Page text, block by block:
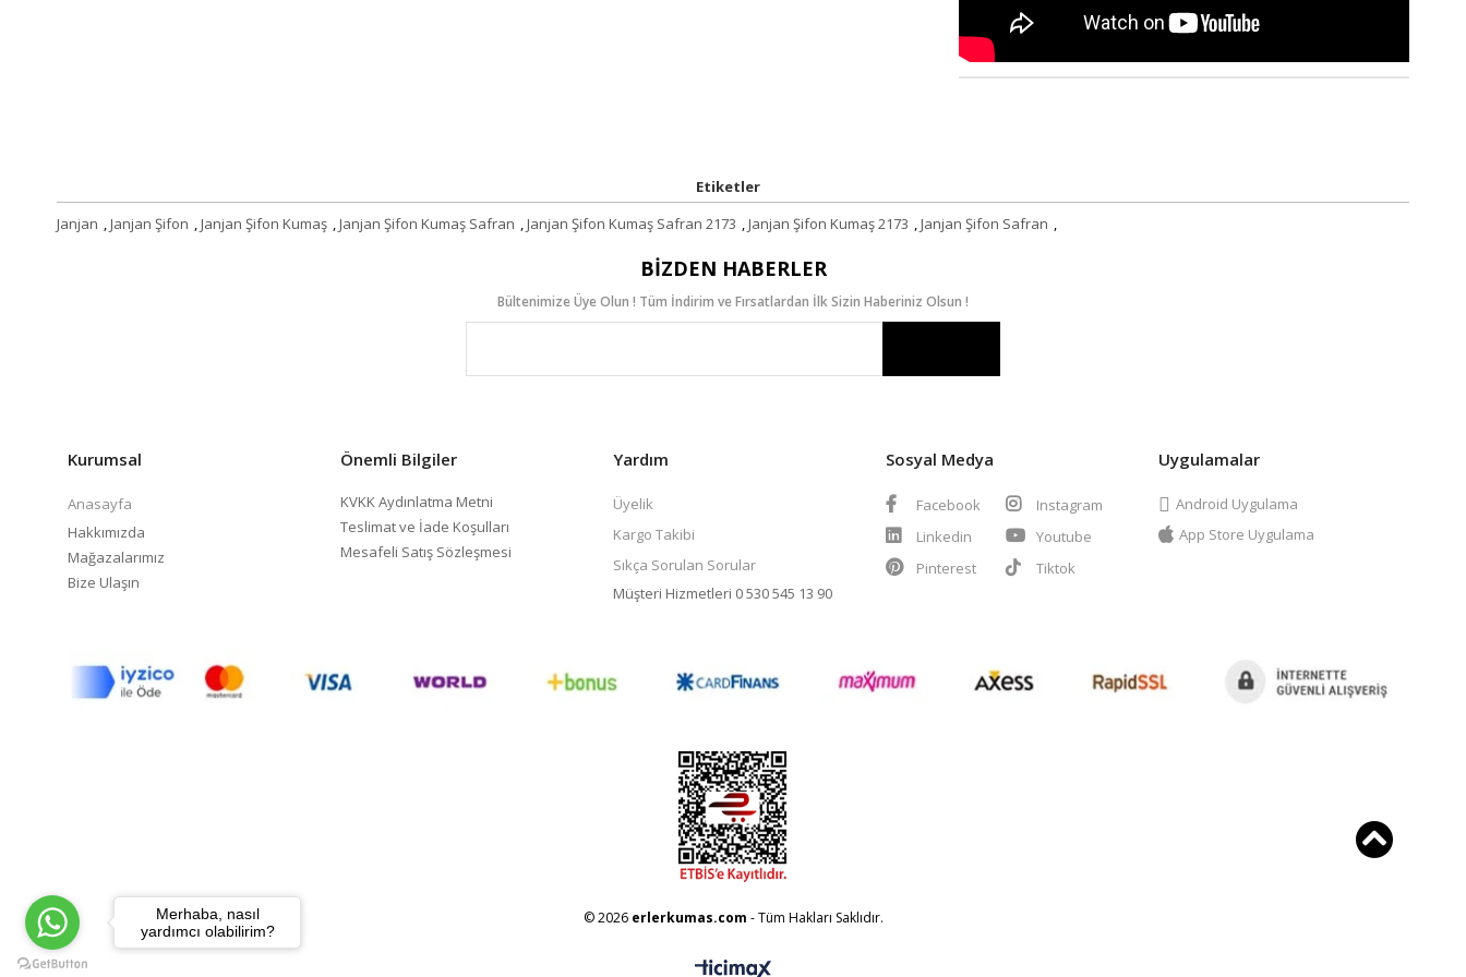
Etiketler
Janjan ,Janjan Şifon ,Janjan Şifon Kumaş ,Janjan Şifon Kumaş Safran ,Janjan Şifon Kumaş Safran 2173 ,Janjan Şifon Kumaş 2173 ,Janjan Şifon Safran ,
BIZDEN HABERLER
Bültenimize Üye Olun ! Tüm İndirim ve Fırsatlardan İlk Sizin Haberiniz Olsun !
Kurumsal
Anasayfa
Hakkımızda
Mağazalarımız
Bize Ulaşın
Önemli Bilgiler
KVKK Aydınlatma Metni
Teslimat ve İade Koşulları
Mesafeli Satış Sözleşmesi
Yardım
Üyelik
Kargo Takibi
Sıkça Sorulan Sorular
Müşteri Hizmetleri 0 530 545 13 90
Sosyal Medya
Facebook
Instagram
Linkedin
Youtube
Pinterest
Tiktok
Uygulamalar
Android Uygulama
App Store Uygulama
© 2026 erlerkumas.com - Tüm Hakları Saklıdır.
Merhaba, nasıl
yardımcı olabilirim?